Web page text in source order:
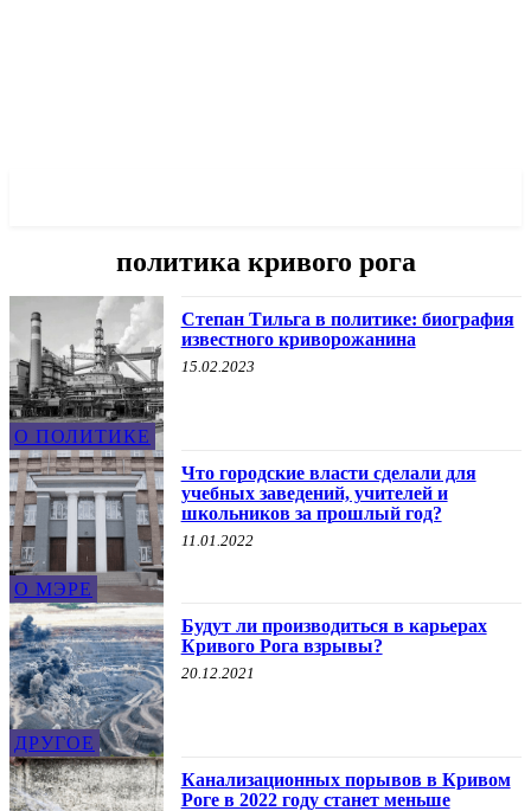
политика кривого рога
О ПОЛИТИКЕ
Степан Тильга в политике: биография
известного криворожанина
15.02.2023
О МЭРЕ
Что городские власти сделали для
учебных заведений, учителей и
школьников за прошлый год?
11.01.2022
ДРУГОЕ
Будут ли производиться в карьерах
Кривого Рога взрывы?
20.12.2021
Канализационных порывов в Кривом
Роге в 2022 году станет меньше